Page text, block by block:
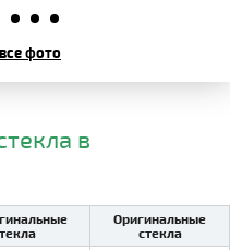
фото
в
Оригинальные
стекла